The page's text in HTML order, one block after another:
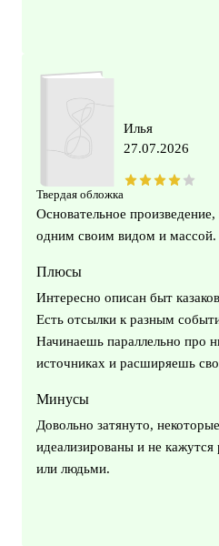
Твердая обложка
Илья
27.07.2026
Основательное
одним своим видом и массой.
Плюсы
Интересно описан быт
Есть отсылки к разным
Начинаешь параллельно про
источниках и расширяешь
Минусы
Довольно затянуто,
идеализированы и не
или людьми.